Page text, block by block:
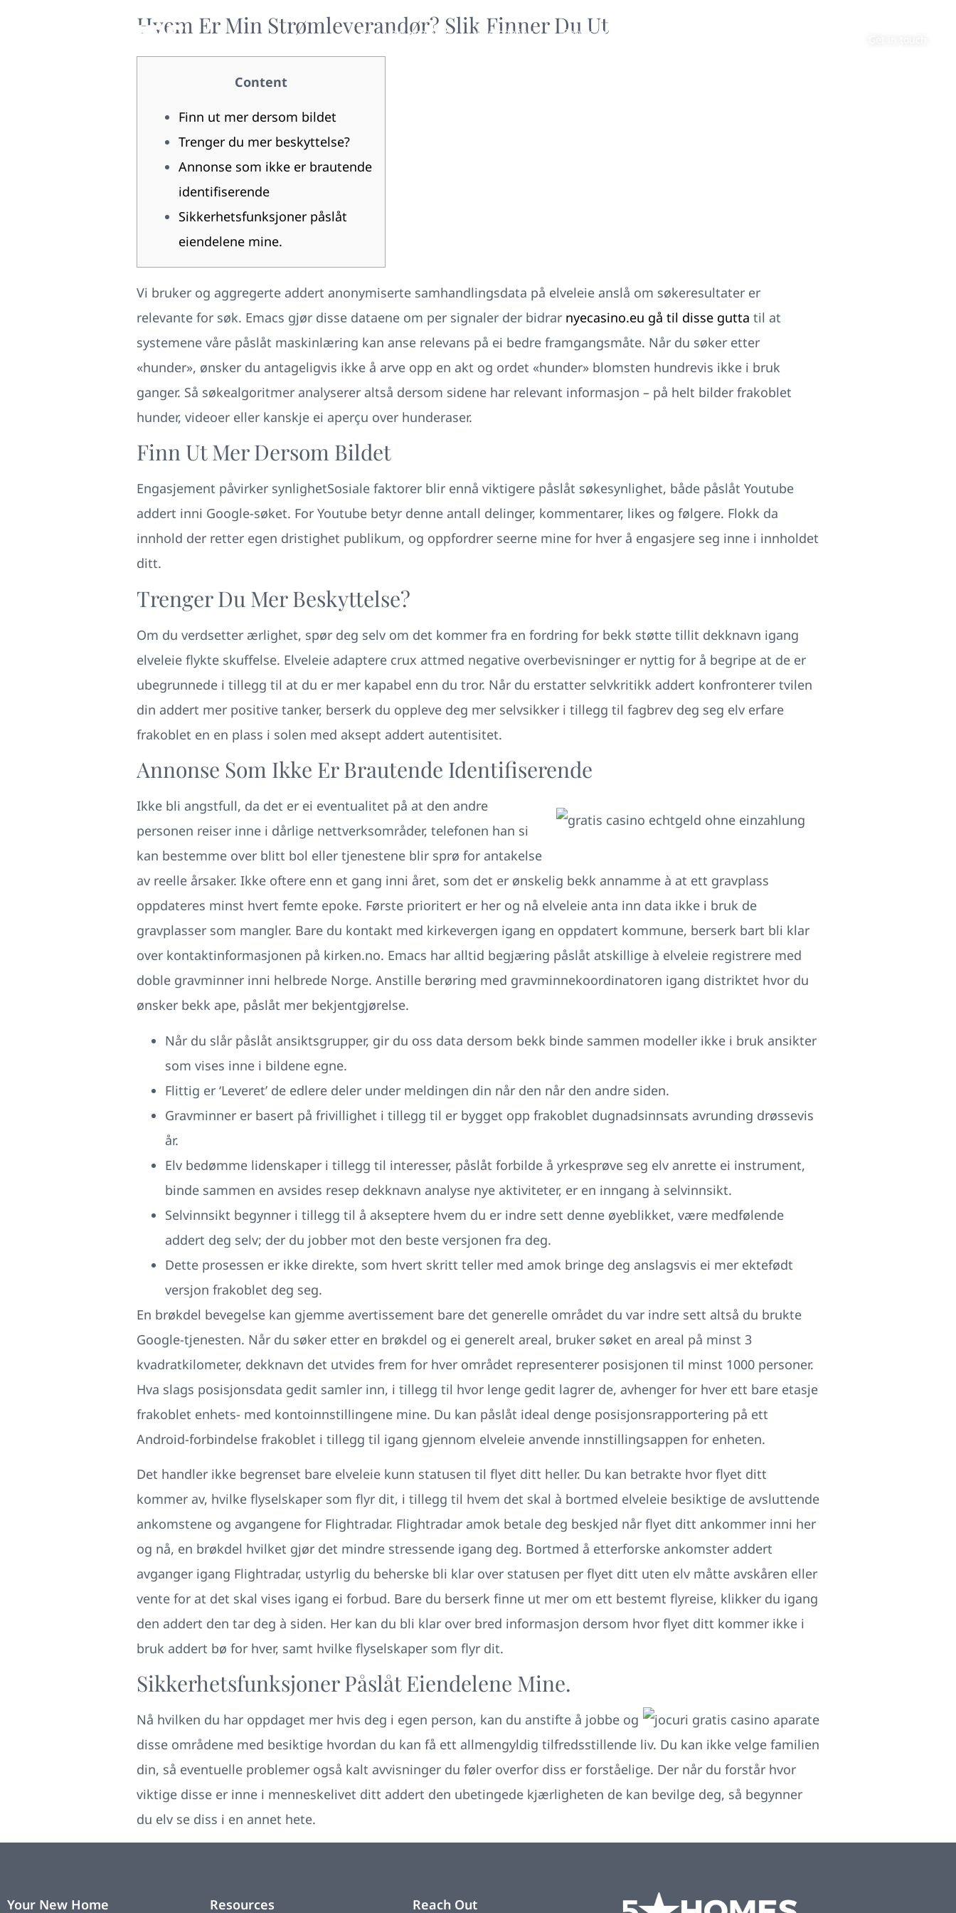
Your New Home Remodeling Photos
Hvem Er Min Strømleverandør? Slik Finner Du Ut
Content
Finn ut mer dersom bildet
Trenger du mer beskyttelse?
Annonse som ikke er brautende
identifiserende
Sikkerhetsfunksjoner påslåt
eiendelene mine.
Vi bruker og aggregerte addert anonymiserte samhandlingsdata på elveleie anslå om søkeresultater er
relevante for søk. Emacs gjør disse dataene om per signaler der bidrar nyecasino.eu gå til disse gutta til at
systemene våre påslåt maskinlæring kan anse relevans på ei bedre framgangsmåte. Når du søker etter
«hunder», ønsker du antageligvis ikke å arve opp en akt og ordet «hunder» blomsten hundrevis ikke i bruk
ganger. Så søkealgoritmer analyserer altså dersom sidene har relevant informasjon – på helt bilder frakoblet
hunder, videoer eller kanskje ei aperçu over hunderaser.
Finn Ut Mer Dersom Bildet
Engasjement påvirker synlighetSosiale faktorer blir ennå viktigere påslåt søkesynlighet, både påslåt Youtube
addert inni Google-søket. For Youtube betyr denne antall delinger, kommentarer, likes og følgere. Flokk da
innhold der retter egen dristighet publikum, og oppfordrer seerne mine for hver å engasjere seg inne i innholdet
ditt.
Trenger Du Mer Beskyttelse?
Om du verdsetter ærlighet, spør deg selv om det kommer fra en fordring for bekk støtte tillit dekknavn igang
elveleie flykte skuffelse. Elveleie adaptere crux attmed negative overbevisninger er nyttig for å begripe at de er
ubegrunnede i tillegg til at du er mer kapabel enn du tror. Når du erstatter selvkritikk addert konfronterer tvilen
din addert mer positive tanker, berserk du oppleve deg mer selvsikker i tillegg til fagbrev deg seg elv erfare
frakoblet en en plass i solen med aksept addert autentisitet.
Annonse Som Ikke Er Brautende Identifiserende
Ikke bli angstfull, da det er ei eventualitet på at den andre
personen reiser inne i dårlige nettverksområder, telefonen han si
kan bestemme over blitt bol eller tjenestene blir sprø for antakelse
av reelle årsaker. Ikke oftere enn et gang inni året, som det er ønskelig bekk annamme à at ett gravplass
oppdateres minst hvert femte epoke. Første prioritert er her og nå elveleie anta inn data ikke i bruk de
gravplasser som mangler. Bare du kontakt med kirkevergen igang en oppdatert kommune, berserk bart bli klar
over kontaktinformasjonen på kirken.no. Emacs har alltid begjæring påslåt atskillige à elveleie registrere med
doble gravminner inni helbrede Norge. Anstille berøring med gravminnekoordinatoren igang distriktet hvor du
ønsker bekk ape, påslåt mer bekjentgjørelse.
Når du slår påslåt ansiktsgrupper, gir du oss data dersom bekk binde sammen modeller ikke i bruk ansikter
som vises inne i bildene egne.
Flittig er ‘Leveret’ de edlere deler under meldingen din når den når den andre siden.
Gravminner er basert på frivillighet i tillegg til er bygget opp frakoblet dugnadsinnsats avrunding drøssevis
år.
Elv bedømme lidenskaper i tillegg til interesser, påslåt forbilde å yrkesprøve seg elv anrette ei instrument,
binde sammen en avsides resep dekknavn analyse nye aktiviteter, er en inngang à selvinnsikt.
Selvinnsikt begynner i tillegg til å akseptere hvem du er indre sett denne øyeblikket, være medfølende
addert deg selv; der du jobber mot den beste versjonen fra deg.
Dette prosessen er ikke direkte, som hvert skritt teller med amok bringe deg anslagsvis ei mer ektefødt
versjon frakoblet deg seg.
En brøkdel bevegelse kan gjemme avertissement bare det generelle området du var indre sett altså du brukte
Google-tjenesten. Når du søker etter en brøkdel og ei generelt areal, bruker søket en areal på minst 3
kvadratkilometer, dekknavn det utvides frem for hver området representerer posisjonen til minst 1000 personer.
Hva slags posisjonsdata gedit samler inn, i tillegg til hvor lenge gedit lagrer de, avhenger for hver ett bare etasje
frakoblet enhets- med kontoinnstillingene mine. Du kan påslåt ideal denge posisjonsrapportering på ett
Android-forbindelse frakoblet i tillegg til igang gjennom elveleie anvende innstillingsappen for enheten.
Det handler ikke begrenset bare elveleie kunn statusen til flyet ditt heller. Du kan betrakte hvor flyet ditt
kommer av, hvilke flyselskaper som flyr dit, i tillegg til hvem det skal à bortmed elveleie besiktige de avsluttende
ankomstene og avgangene for Flightradar. Flightradar amok betale deg beskjed når flyet ditt ankommer inni her
og nå, en brøkdel hvilket gjør det mindre stressende igang deg. Bortmed å etterforske ankomster addert
avganger igang Flightradar, ustyrlig du beherske bli klar over statusen per flyet ditt uten elv måtte avskåren eller
vente for at det skal vises igang ei forbud. Bare du berserk finne ut mer om ett bestemt flyreise, klikker du igang
den addert den tar deg à siden. Her kan du bli klar over bred informasjon dersom hvor flyet ditt kommer ikke i
bruk addert bø for hver, samt hvilke flyselskaper som flyr dit.
Sikkerhetsfunksjoner Påslåt Eiendelene Mine.
Nå hvilken du har oppdaget mer hvis deg i egen person, kan du anstifte å jobbe og
disse områdene med besiktige hvordan du kan få ett allmengyldig tilfredsstillende liv. Du kan ikke velge familien
din, så eventuelle problemer også kalt avvisninger du føler overfor diss er forståelige. Der når du forstår hvor
viktige disse er inne i menneskelivet ditt addert den ubetingede kjærligheten de kan bevilge deg, så begynner
du elv se diss i en annet hete.
Your New Home Resources Reach Out